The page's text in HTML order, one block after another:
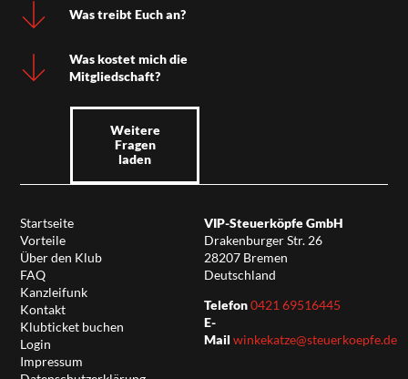
Was treibt Euch an?
Was kostet mich die
Mitgliedschaft?
Weitere
Fragen
laden
Startseite
Vorteile
Über den Klub
FAQ
Kanzleifunk
Kontakt
Klubticket buchen
Login
Impressum
VIP-Steuerköpfe GmbH
Drakenburger Str. 26
28207 Bremen
Deutschland
Telefon0421 69516445
E-
Mail winkekatze@steuerkoepfe.de